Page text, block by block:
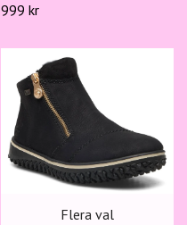
999 kr
Flera val